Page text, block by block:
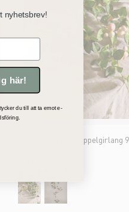
nyhetsbrev!
här!
du till att ta emot e-